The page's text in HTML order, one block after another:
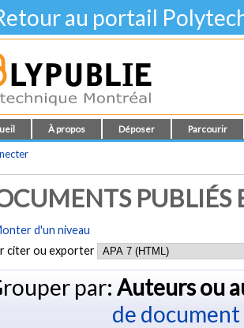
au portail
À propos Déposer Parcourir
PUBLIÉS
d'un niveau
citer ou exporter
par: Auteurs ou
de document